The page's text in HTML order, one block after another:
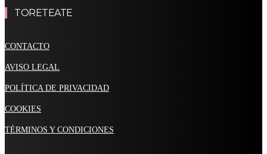
TORETEATE
CONTACTO
AVISO LEGAL
POLÍTICA DE PRIVACIDAD
COOKIES
TÉRMINOS Y CONDICIONES